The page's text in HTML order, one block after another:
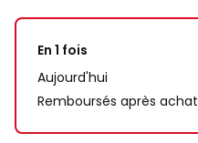
En 1 fois
Aujourd'hui
Remboursés après achat